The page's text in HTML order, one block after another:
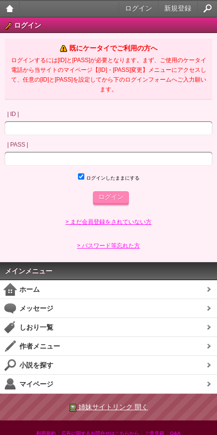
大人
ータ
イ官
新規登録
ログイン
ログイン
既にケータイでご利用の方へ
ログインするには[ID]と[PASS]が必要となります。まず、ご使用のケータイ
電話から当サイトのマイページ【[ID]・[PASS]変更】メニューにアクセスし
て、任意の[ID]と[PASS]を設定してから下のログインフォームへご入力願い
ます。
| ID |
| PASS |
ログインしたままにする
> まだ会員登録をされていない方
> パスワード等忘れた方
メインメニュー
ホーム
メッセージ
しおり一覧
作者メニュー
小説を探す
マイページ
姉妹サイトリンク 開く
利用規約 広告に関するお問合せはこちらから ご意見箱 Q&A